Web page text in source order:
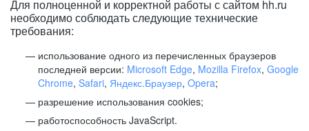
Для полноценной и корректной работы с сайтом hh.ru
необходимо соблюдать следующие технические
требования:
использование одного из перечисленных браузеров
последней версии: Microsoft Edge, Mozilla Firefox, Google
Chrome, Safari, Яндекс.Браузер, Opera;
разрешение использования cookies;
работоспособность JavaScript.